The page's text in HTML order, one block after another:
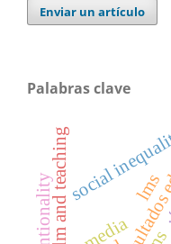
Enviar un artículo
Palabras clave
social
media
film and teaching lms